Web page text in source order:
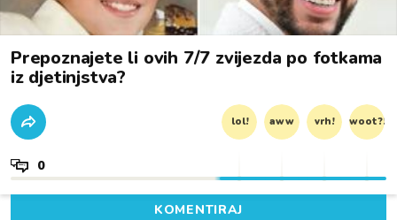
Prepoznajete li ovih 7/7 zvijezda po fotkama
iz djetinjstva?
lol! aww vrh! woot?!
0
KOMENTIRAJ